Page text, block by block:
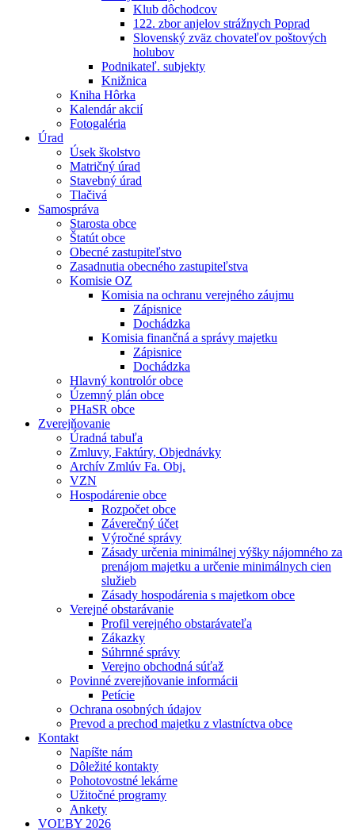
Klub dôchodcov
122. zbor anjelov strážnych Poprad
Slovenský zväz chovateľov poštových
holubov
Podnikateľ. subjekty
Knižnica
Kniha Hôrka
Kalendár akcií
Fotogaléria
Úrad
Úsek školstvo
Matričný úrad
Stavebný úrad
Tlačivá
Samospráva
Starosta obce
Štatút obce
Obecné zastupiteľstvo
Zasadnutia obecného zastupiteľstva
Komisie OZ
Komisia na ochranu verejného záujmu
Zápisnice
Dochádzka
Komisia finančná a správy majetku
Zápisnice
Dochádzka
Hlavný kontrolór obce
Územný plán obce
PHaSR obce
Zverejňovanie
Úradná tabuľa
Zmluvy, Faktúry, Objednávky
Archív Zmlúv Fa. Obj.
VZN
Hospodárenie obce
Rozpočet obce
Záverečný účet
Výročné správy
Zásady určenia minimálnej výšky nájomného za
prenájom majetku a určenie minimálnych cien
služieb
Zásady hospodárenia s majetkom obce
Verejné obstarávanie
Profil verejného obstarávateľa
Zákazky
Súhrnné správy
Verejno obchodná súťaž
Povinné zverejňovanie informácii
Petície
Ochrana osobných údajov
Prevod a prechod majetku z vlastníctva obce
Kontakt
Napíšte nám
Dôležité kontakty
Pohotovostné lekárne
Užitočné programy
Ankety
VOĽBY 2026